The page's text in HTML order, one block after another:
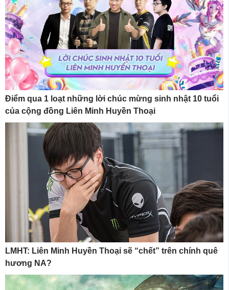
Điểm qua 1 loạt những lời chúc mừng sinh nhật 10 tuổi
của cộng đồng Liên Minh Huyền Thoại
LMHT: Liên Minh Huyền Thoại sẽ “chết” trên chính quê
hương NA?